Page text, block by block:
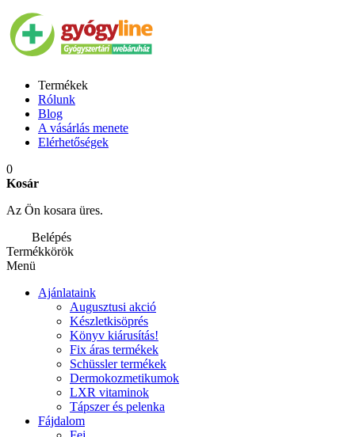
Termékek
Rólunk
Blog
A vásárlás menete
Elérhetőségek
0
Kosár
Az Ön kosara üres.
Belépés
Termékkörök
Menü
Ajánlataink
Augusztusi akció
Készletkisöprés
Könyv kiárusítás!
Fix áras termékek
Schüssler termékek
Dermokozmetikumok
LXR vitaminok
Tápszer és pelenka
Fájdalom